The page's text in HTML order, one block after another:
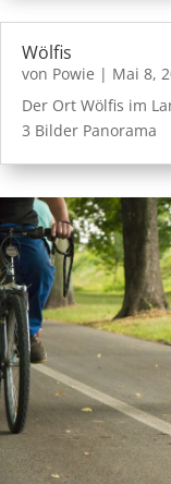
Wölfis
von Powie | Mai 8,
Der Ort Wölfis im
3 Bilder Panorama